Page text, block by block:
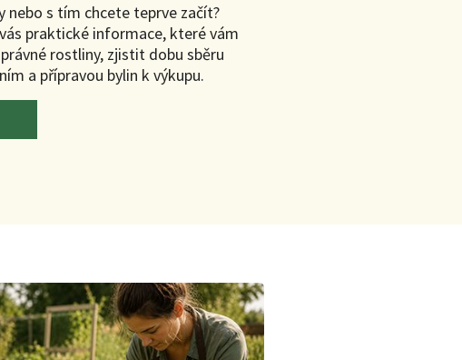
nebo s tím chcete teprve začít?
praktické informace, které vám
rostliny, zjistit dobu sběru
a přípravou bylin k výkupu.